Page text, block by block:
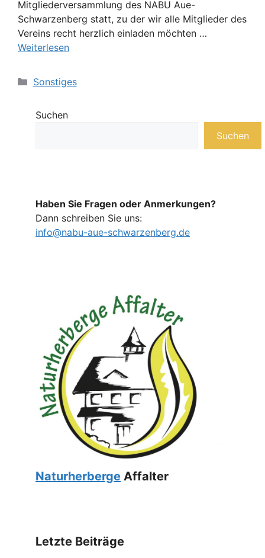
Mitgliederversammlung des NABU Aue-
Schwarzenberg statt, zu der wir alle Mitglieder des
Vereins recht herzlich einladen möchten …
Weiterlesen
Kategorien
Sonstiges
Suchen
Suchen
Haben Sie Fragen oder Anmerkungen?
Dann schreiben Sie uns:
info@nabu-aue-schwarzenberg.de
Naturherberge Affalter
Letzte Beiträge